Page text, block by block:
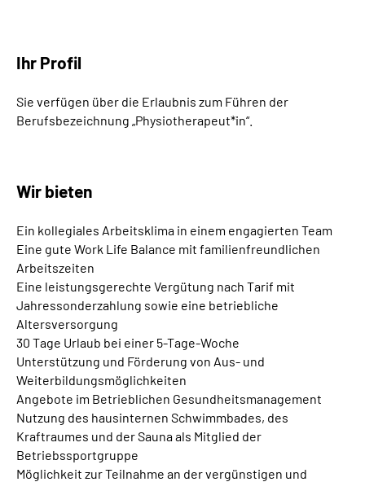
Ihr Profil
Sie verfügen über die Erlaubnis zum Führen der
Berufsbezeichnung „Physiotherapeut*in“.
Wir bieten
Ein kollegiales Arbeitsklima in einem engagierten Team
Eine gute Work Life Balance mit familienfreundlichen
Arbeitszeiten
Eine leistungsgerechte Vergütung nach Tarif mit
Jahressonderzahlung sowie eine betriebliche
Altersversorgung
30 Tage Urlaub bei einer 5-Tage-Woche
Unterstützung und Förderung von Aus- und
Weiterbildungsmöglichkeiten
Angebote im Betrieblichen Gesundheitsmanagement
Nutzung des hausinternen Schwimmbades, des
Kraftraumes und der Sauna als Mitglied der
Betriebssportgruppe
Möglichkeit zur Teilnahme an der vergünstigen und